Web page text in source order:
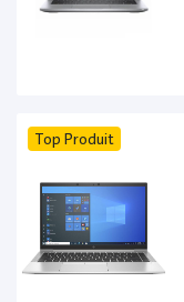
Top Produit